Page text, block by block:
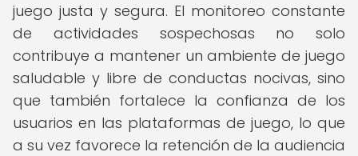
juego justa y segura. El monitoreo constante
de actividades sospechosas no solo
contribuye a mantener un ambiente de juego
saludable y libre de conductas nocivas, sino
que también fortalece la confianza de los
usuarios en las plataformas de juego, lo que
a su vez favorece la retención de la audiencia